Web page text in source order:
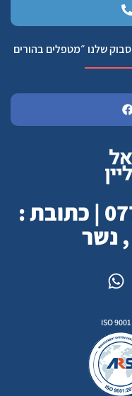
טלפון : 077-2085240 | כתובת :